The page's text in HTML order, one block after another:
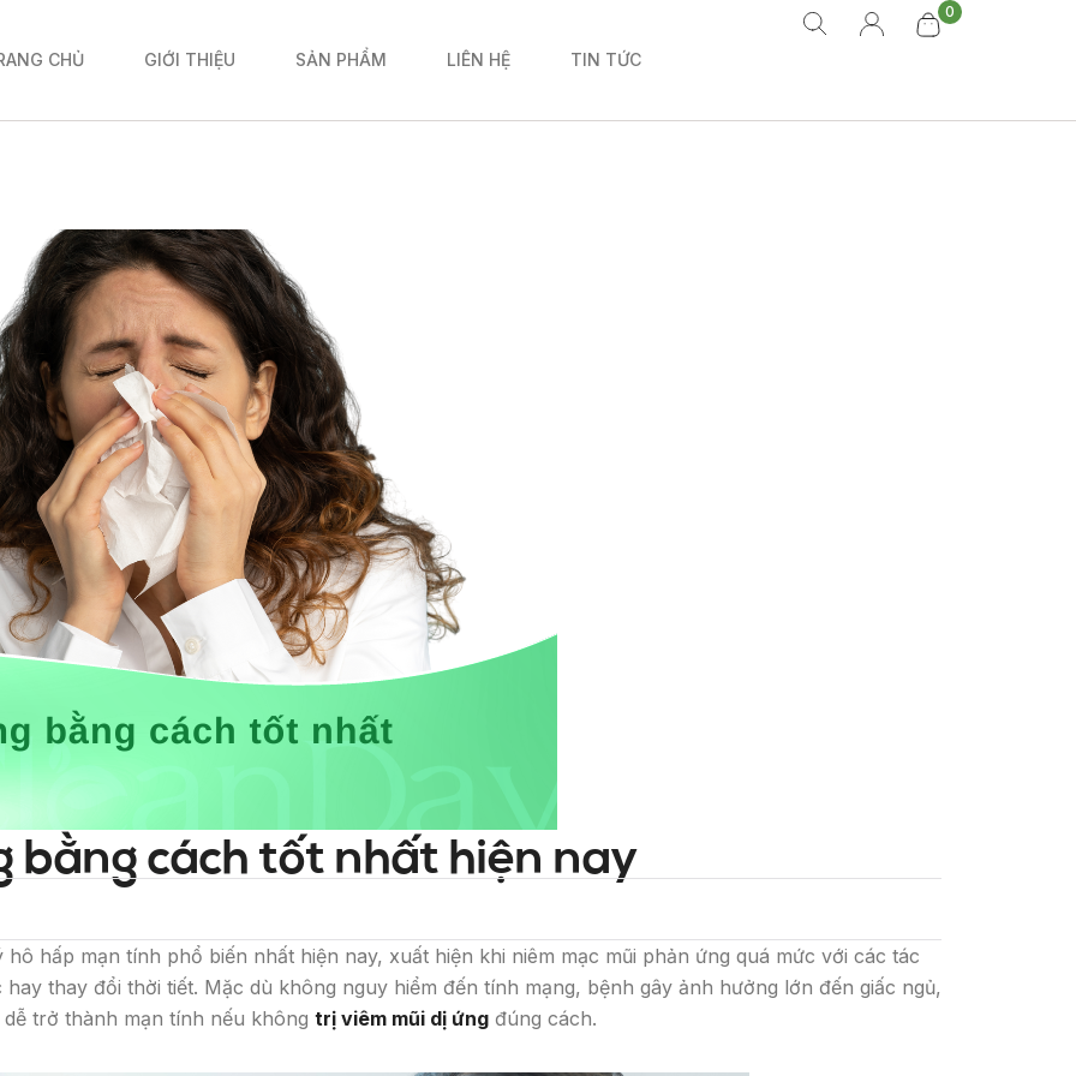
CHỦ GIỚI THIỆU SẢN PHẨM LIÊN HỆ TIN TỨC
0
bằng cách tốt nhất hiện nay
hấp mạn tính phổ biến nhất hiện nay, xuất hiện khi niêm mạc mũi phản ứng quá mức với các tác
thay đổi thời tiết. Mặc dù không nguy hiểm đến tính mạng, bệnh gây ảnh hưởng lớn đến giấc ngủ,
trở thành mạn tính nếu không trị viêm mũi dị ứng đúng cách.